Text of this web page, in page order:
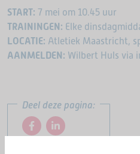
START: 7 mei om 10.45 uur
TRAININGEN: Elke
LOCATIE: Atletiek Maastricht,
AANMELDEN: Wilbert Huls via
Deel deze pagina: